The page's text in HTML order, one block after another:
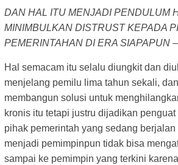
DAN HAL ITU MENJADI PENDULUM
MINIMBULKAN DISTRUST KEPADA
PEMERINTAHAN DI ERA SIAPAPUN
Hal semacam itu selalu diungkit dan
menjelang pemilu lima tahun sekali,
membangun solusi untuk
kronis itu tetapi justru dijadikan
pihak pemerintah yang sedang
menjadi pemimpinpun tidak bisa
sampai ke pemimpin yang terkini